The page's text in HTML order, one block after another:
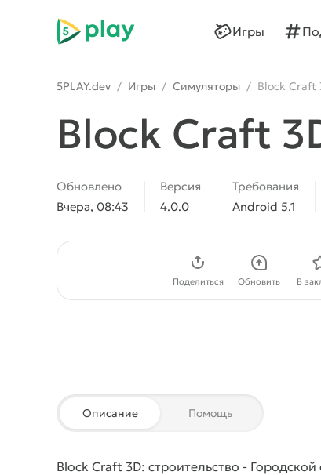
5play
Игры
5PLAY.dev / Игры / Симуляторы / Block Craft
Block Craft
Обновлено
Вчера, 08:43
Версия
4.0.0
Требования
Android 5.1
Поделиться Обновить В
Описание Помощь
Block Craft 3D: строительство - Городской